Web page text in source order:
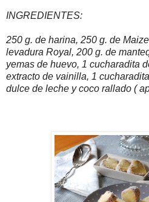
INGREDIENTES:
250 g. de harina, 250 g. de
levadura Royal, 200 g. de
yemas de huevo, 1 cucharadita
extracto de vainilla, 1
dulce de leche y coco rallado (